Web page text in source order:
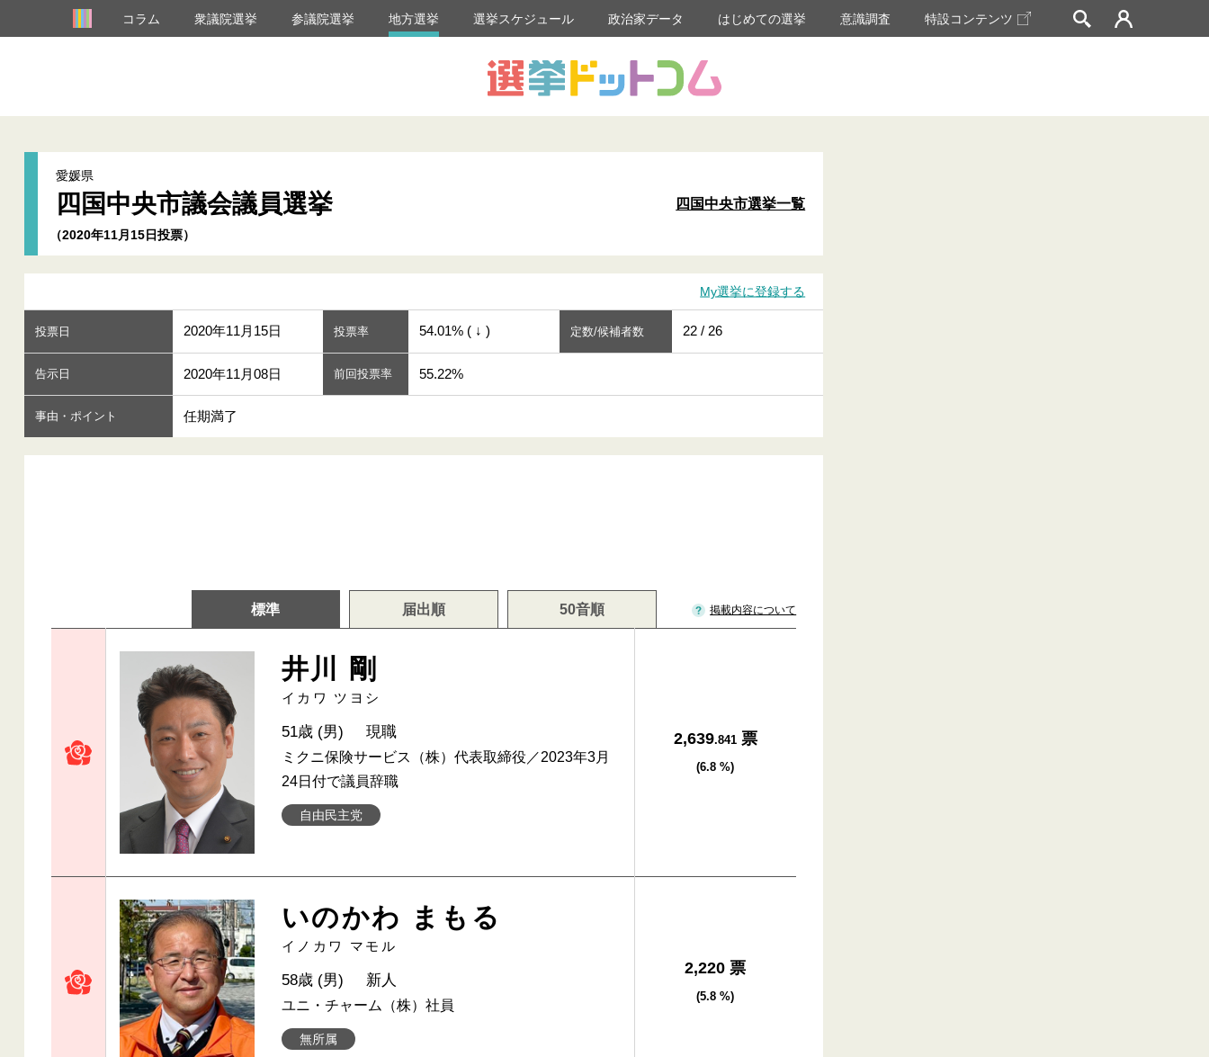
コラム 衆議院選挙 参議院選挙 地方選挙 選挙スケジュール 政治家データ はじめての選挙 意識調査 特設コンテンツ
愛媛県
四国中央市議会議員選挙
（2020年11月15日投票）
四国中央市選挙一覧
My選挙に登録する
投票日 2020年11月15日 投票率 54.01% ( ↓ ) 定数/候補者数 22 / 26
告示日 2020年11月08日 前回投票率 55.22%
事由・ポイント 任期満了
標準 届出順 50音順 掲載内容について
井川 剛
イカワ ツヨシ
自由民主党
51歳 (男) 現職
ミクニ保険サービス（株）代表取締役／2023年3月
24日付で議員辞職
2,639.841票
(6.8 %)
いのかわ まもる
イノカワ マモル
無所属
58歳 (男) 新人
ユニ・チャーム（株）社員
2,220 票
(5.8 %)